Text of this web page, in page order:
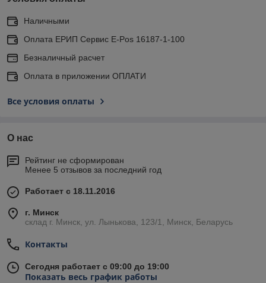
Наличными
Оплата ЕРИП Сервис E-Pos 16187-1-100
Безналичный расчет
Оплата в приложении ОПЛАТИ
Все условия оплаты
О нас
Рейтинг не сформирован
Менее 5 отзывов за последний год
Работает с 18.11.2016
г. Минск
склад г. Минск, ул. Лынькова, 123/1, Минск, Беларусь
Контакты
Сегодня работает с 09:00 до 19:00
Показать весь график работы